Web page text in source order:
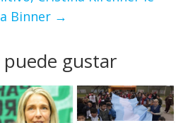
Binner →
gustar